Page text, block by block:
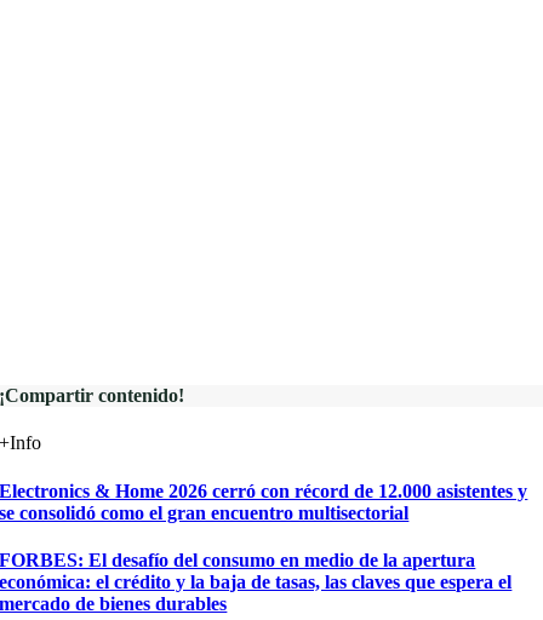
¡Compartir contenido!
+Info
Electronics & Home 2026 cerró con récord de 12.000 asistentes y
se consolidó como el gran encuentro multisectorial
FORBES: El desafío del consumo en medio de la apertura
económica: el crédito y la baja de tasas, las claves que espera el
mercado de bienes durables